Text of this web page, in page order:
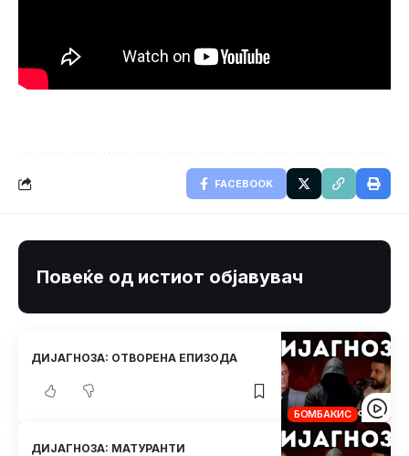
FACEBOOK
Повеќе од истиот објавувач
БОМБАКИС
ДИЈАГНОЗA: ОТВОРЕНА ЕПИЗОДА
ДИЈАГНОЗA: МАТУРАНТИ